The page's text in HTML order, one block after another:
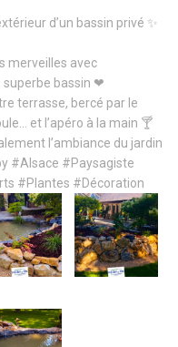
d’un bassin privé ✨
merveilles avec
superbe bassin ❤
terrasse, bercé par le
et l’apéro à la main 🍸
l’ambiance du jardin
#Alsace #Paysagiste
#Plantes #Décoration